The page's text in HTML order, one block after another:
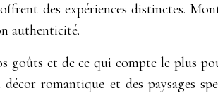
des expériences distinctes.
authenticité.
goûts et de ce qui compte le plus
romantique et des paysages